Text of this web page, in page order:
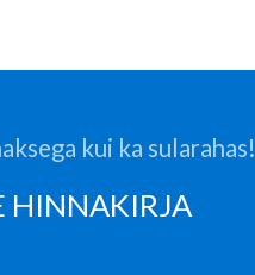
kui ka sularahas!
HINNAKIRJA